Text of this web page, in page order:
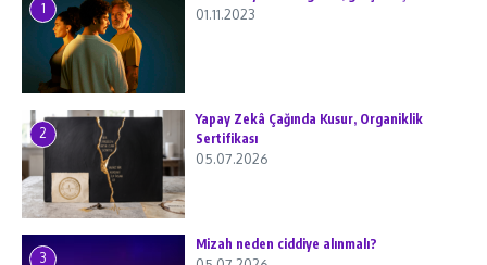
1 01.11.2023
2
Yapay Zekâ Çağında Kusur, Organiklik
Sertifikası
05.07.2026
3
Mizah neden ciddiye alınmalı?